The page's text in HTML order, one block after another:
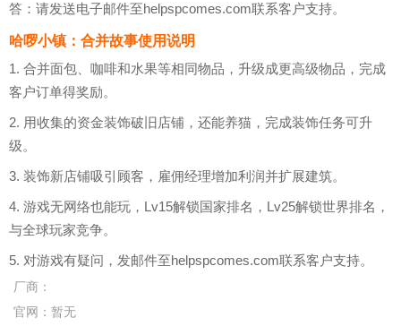
答：请发送电子邮件至helpspcomes.com联系客户支持。
哈啰小镇：合并故事使用说明
1. 合并面包、咖啡和水果等相同物品，升级成更高级物品，完成
客户订单得奖励。
2. 用收集的资金装饰破旧店铺，还能养猫，完成装饰任务可升
级。
3. 装饰新店铺吸引顾客，雇佣经理增加利润并扩展建筑。
4. 游戏无网络也能玩，Lv15解锁国家排名，Lv25解锁世界排名，
与全球玩家竞争。
5. 对游戏有疑问，发邮件至helpspcomes.com联系客户支持。
厂商：
官网： 暂无